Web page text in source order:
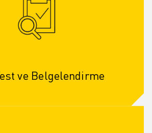
ve Belgelendirme